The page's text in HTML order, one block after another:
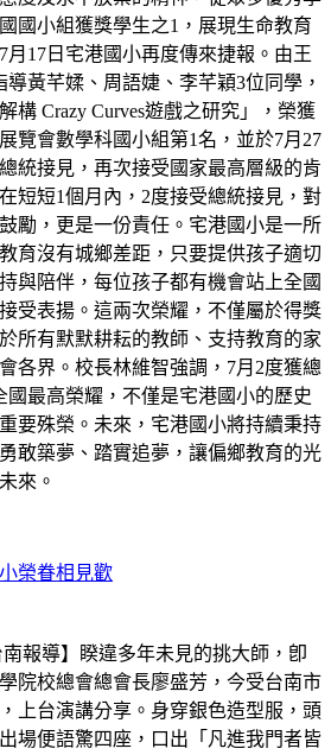
國小組獲獎學生之1，展現生命教育
月17日宅港國小再度傳來捷報。由王
黃芊媃、周語婕、李芊穎3位同學，
構 Crazy Curves遊戲之研究」，榮獲
覽會數學科國小組第1名，並於7月27
統接見，再次接受國家最高層級的肯
短短1個月內，2度接受總統接見，對
勵，更是一份責任。宅港國小是一所
育沒有城鄉差距，只要提供孩子適切
與陪伴，每位孩子都有機會站上全國
受表揚。這兩次榮耀，不僅屬於得獎
所有默默耕耘的教師、支持教育的家
各界。校長林維智強調，7月2度獲總
國最高榮耀，不僅是宅港國小的歷史
要殊榮。未來，宅港國小將持續秉持
敢築夢、踏實追夢，讓偏鄉教育的光
來。
榮眷相見歡
南報導】睽違多年未見的挑大師，卽
院校總會總會長廖盛芳，今受台南市
上台演講分享。身穿銀色造型服，頭
場便語驚四座，口出「凡進我門者皆